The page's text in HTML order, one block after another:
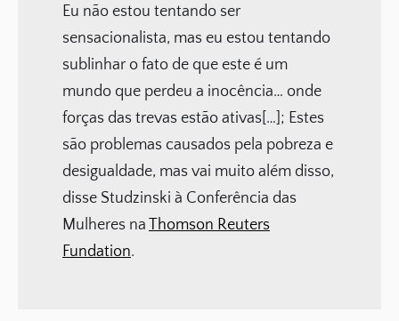
Eu não estou tentando ser
sensacionalista, mas eu estou tentando
sublinhar o fato de que este é um
mundo que perdeu a inocência… onde
forças das trevas estão ativas[…]; Estes
são problemas causados pela pobreza e
desigualdade, mas vai muito além disso,
disse Studzinski à Conferência das
Mulheres na Thomson Reuters
Fundation.